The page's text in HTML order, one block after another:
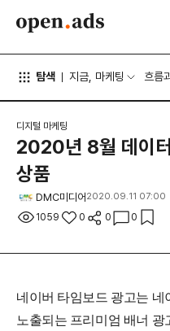
탐색 지금, 마케팅 흐름
디지털 마케팅
2020년 8월 데이
상품
DMC미디어 2020.09.11 07:00
1059 0 0 0
네이버 타임보드 광고는 네
노출되는 프리미엄 배너